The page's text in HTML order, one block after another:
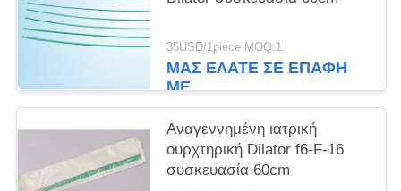
35USD/1piece MOQ:1
ΜΑΣ ΕΛΆΤΕ ΣΕ ΕΠΑΦΉ
ΜΕ
Αναγεννημένη ιατρική
ουρχτηρική Dilator f6-F-16
συσκευασία 60cm